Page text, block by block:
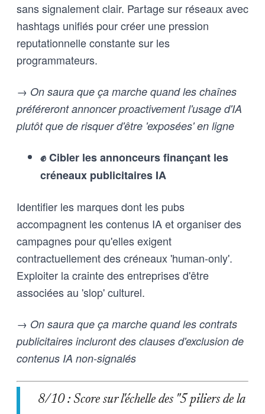
sans signalement clair. Partage sur réseaux avec
hashtags unifiés pour créer une pression
reputationnelle constante sur les
programmateurs.
→ On saura que ça marche quand les chaînes
préféreront annoncer proactivement l'usage d'IA
plutôt que de risquer d'être 'exposées' en ligne
✊ Cibler les annonceurs finançant les
créneaux publicitaires IA
Identifier les marques dont les pubs
accompagnent les contenus IA et organiser des
campagnes pour qu'elles exigent
contractuellement des créneaux 'human-only'.
Exploiter la crainte des entreprises d'être
associées au 'slop' culturel.
→ On saura que ça marche quand les contrats
publicitaires incluront des clauses d'exclusion de
contenus IA non-signalés
8/10 : Score sur l'échelle des "5 piliers de la